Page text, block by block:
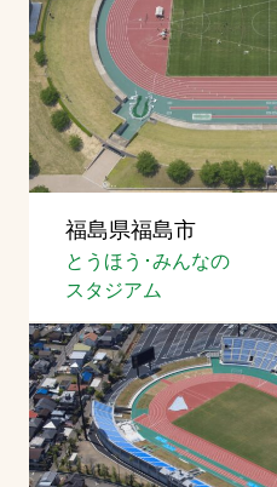
福島県福島市
とうほう･みんなの
スタジアム